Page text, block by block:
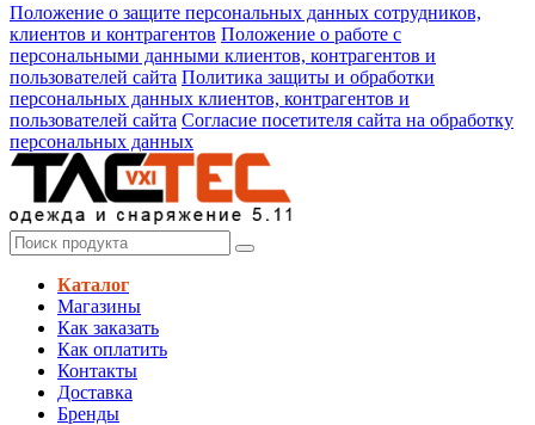
Положение о защите персональных данных сотрудников,
клиентов и контрагентов Положение о работе с
персональными данными клиентов, контрагентов и
пользователей сайта Политика защиты и обработки
персональных данных клиентов, контрагентов и
пользователей сайта Согласие посетителя сайта на обработку
персональных данных
Каталог
Магазины
Как заказать
Как оплатить
Контакты
Доставка
Бренды